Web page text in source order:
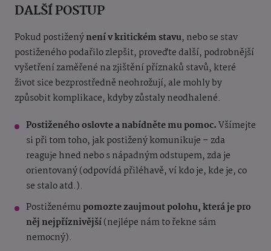
DALŠÍ POSTUP
Pokud postiženýnení v kritickém stavu, nebo se stav
postiženého podařilo zlepšit, proveďte další, podrobnější
vyšetření zaměřené na zjištění příznaků stavů, které
život sice bezprostředně neohrožují, ale mohly by
způsobit komplikace, kdyby zůstaly neodhalené.
Postiženého oslovte a nabídněte mu pomoc.Všímejte
si při tom toho, jak postižený komunikuje – zda
reaguje hned nebo s nápadným odstupem, zda je
orientovaný (odpovídá přiléhavě, ví kdo je, kde je, co
se stalo atd.).
Postiženému pomozte zaujmout polohu, která je pro
něj nejpříznivější(nejlépe nám to řekne sám
nemocný).